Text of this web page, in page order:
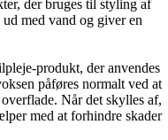
der bruges til styling af
med vand og giver en
produkt, der anvendes
påføres normalt ved at
Når det skylles af,
med at forhindre skader